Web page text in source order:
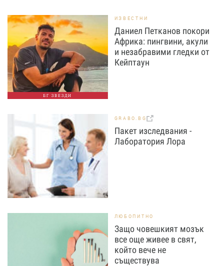
БГ ЗВЕЗДИ
ИЗВЕСТНИ
Даниел Петканов покори
Африка: пингвини, акули
и незабравими гледки от
Кейптаун
GRABO.BG
Пакет изследвания -
Лаборатория Лора
ЛЮБОПИТНО
Защо човешкият мозък
все още живее в свят,
който вече не
съществува